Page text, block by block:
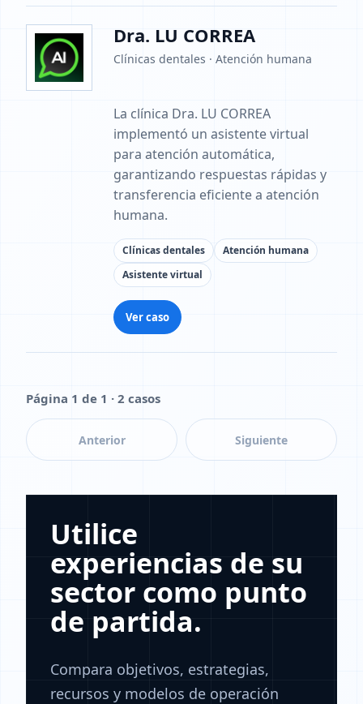
Dra. LU CORREA
Clínicas dentales · Atención humana
La clínica Dra. LU CORREA
implementó un asistente virtual
para atención automática,
garantizando respuestas rápidas y
transferencia eficiente a atención
humana.
Clínicas dentales
Atención humana
Asistente virtual
Ver caso
Página 1 de 1 · 2 casos
Anterior Siguiente
Utilice
experiencias de su
sector como punto
de partida.
Compara objetivos, estrategias,
recursos y modelos de operación